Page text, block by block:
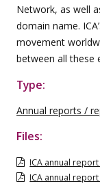
Network, as well
domain name.
movement
between all these
Type:
Annual reports /
Files:
ICA annual
ICA annual